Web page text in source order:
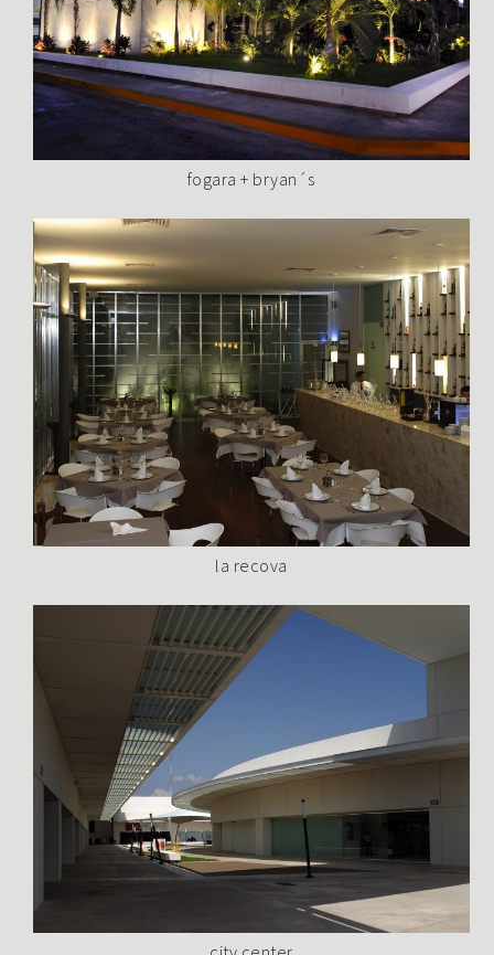
fogara + bryan´s
la recova